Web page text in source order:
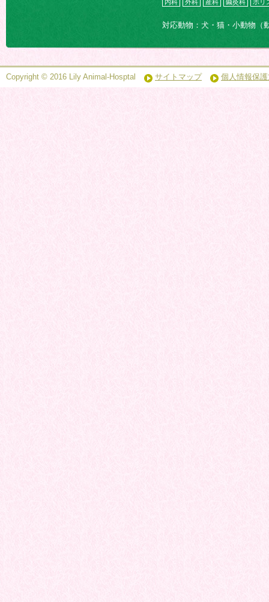
内科 外科 産科 鍼灸科 ホリ
対応動物：犬・猫・小動物（
Copyright © 2016 Lily Animal-Hosptal サイトマップ 個人情報保